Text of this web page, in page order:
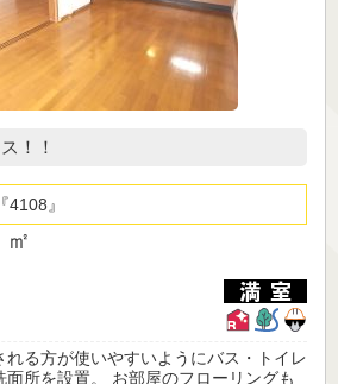
！！
4108
㎡
れる方が使いやすいようにバス・トイレ
面所を設置。 お部屋のフローリングも